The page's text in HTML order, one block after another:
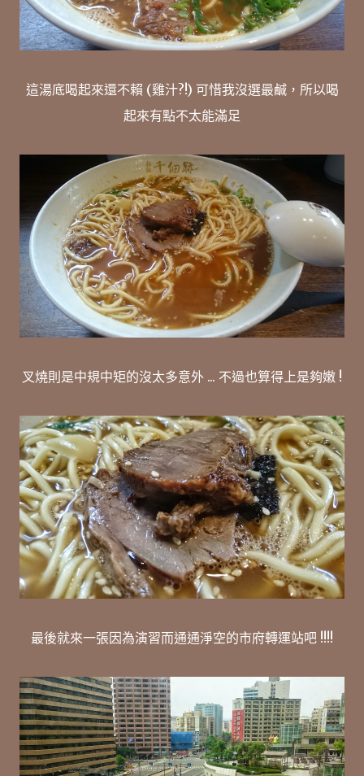
這湯底喝起來還不賴 (雞汁?!) 可惜我沒選最鹹，所以喝
起來有點不太能滿足
叉燒則是中規中矩的沒太多意外 ... 不過也算得上是夠嫩 !
最後就來一張因為演習而通通淨空的市府轉運站吧 !!!!